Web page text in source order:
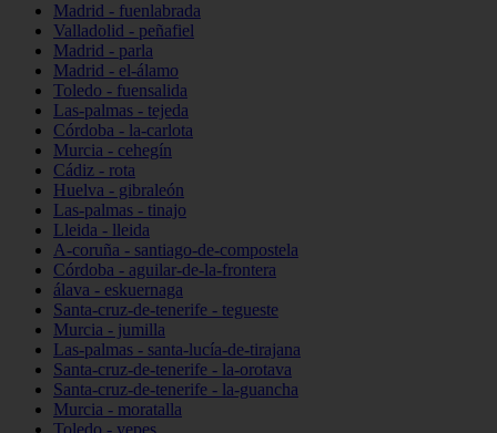
Madrid - fuenlabrada
Valladolid - peñafiel
Madrid - parla
Madrid - el-álamo
Toledo - fuensalida
Las-palmas - tejeda
Córdoba - la-carlota
Murcia - cehegín
Cádiz - rota
Huelva - gibraleón
Las-palmas - tinajo
Lleida - lleida
A-coruña - santiago-de-compostela
Córdoba - aguilar-de-la-frontera
álava - eskuernaga
Santa-cruz-de-tenerife - tegueste
Murcia - jumilla
Las-palmas - santa-lucía-de-tirajana
Santa-cruz-de-tenerife - la-orotava
Santa-cruz-de-tenerife - la-guancha
Murcia - moratalla
Toledo - yepes